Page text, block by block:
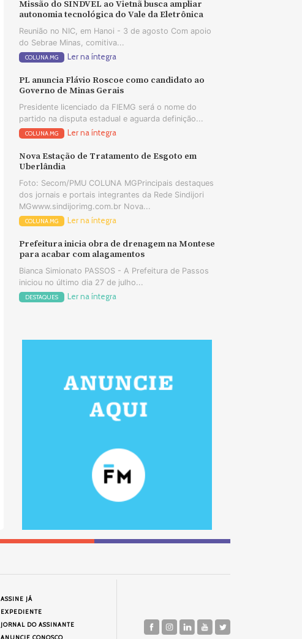
Missão do SINDVEL ao Vietnã busca ampliar
autonomia tecnológica do Vale da Eletrônica
Reunião no NIC, em Hanoi - 3 de agosto Com apoio
do Sebrae Minas, comitiva...
COLUNA MG Ler na íntegra
PL anuncia Flávio Roscoe como candidato ao
Governo de Minas Gerais
Presidente licenciado da FIEMG será o nome do
partido na disputa estadual e aguarda definição...
COLUNA MG Ler na íntegra
Nova Estação de Tratamento de Esgoto em
Uberlândia
Foto: Secom/PMU COLUNA MGPrincipais destaques
dos jornais e portais integrantes da Rede Sindijori
MGwww.sindijorimg.com.br Nova...
COLUNA MG Ler na íntegra
Prefeitura inicia obra de drenagem na Montese
para acabar com alagamentos
Bianca Simionato PASSOS - A Prefeitura de Passos
iniciou no último dia 27 de julho...
DESTAQUES Ler na íntegra
ASSINE JÁ
EXPEDIENTE
JORNAL DO ASSINANTE
ANUNCIE CONOSCO